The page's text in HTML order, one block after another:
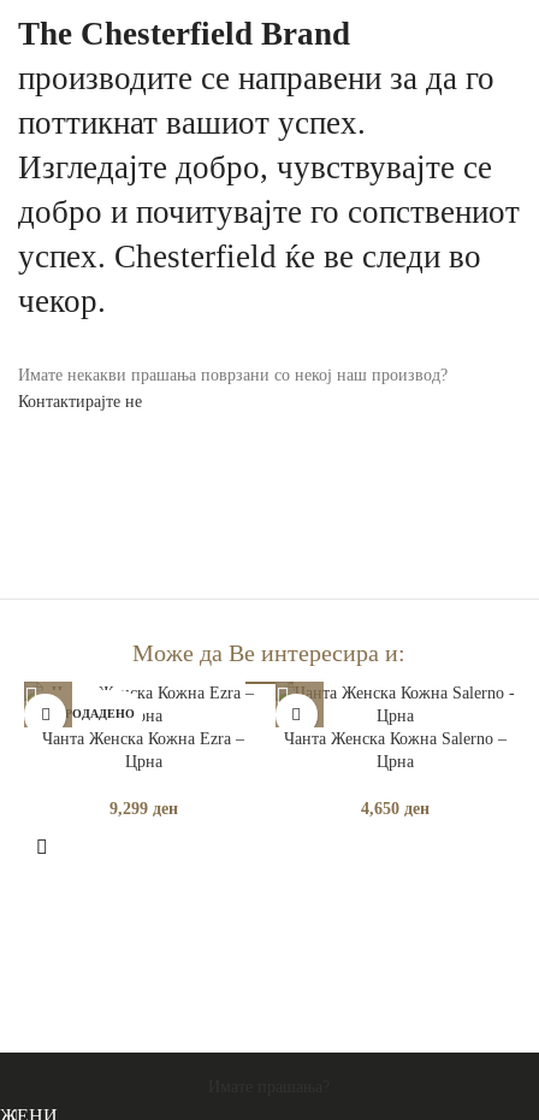
The Chesterfield Brand
производите се направени за да го
поттикнат вашиот успех.
Изгледајте добро, чувствувајте се
добро и почитувајте го сопствениот
успех. Chesterfield ќе ве следи во
чекор.
Имате некакви прашања поврзани со некој наш производ?
Контактирајте не
Може да Ве интересира и:
РАСПРОДАДЕНО
Чанта Женска Кожна Ezra –
Црна
9,299 ден
Чанта Женска Кожна Salerno –
Црна
4,650 ден